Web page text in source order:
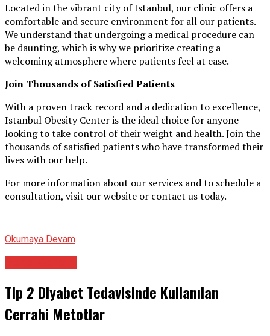
Located in the vibrant city of Istanbul, our clinic offers a
comfortable and secure environment for all our patients.
We understand that undergoing a medical procedure can
be daunting, which is why we prioritize creating a
welcoming atmosphere where patients feel at ease.
Join Thousands of Satisfied Patients
With a proven track record and a dedication to excellence,
Istanbul Obesity Center is the ideal choice for anyone
looking to take control of their weight and health. Join the
thousands of satisfied patients who have transformed their
lives with our help.
For more information about our services and to schedule a
consultation, visit our website or contact us today.
Okumaya Devam
Tip 2 Diyabet Tedavisinde Kullanılan
Cerrahi Metotlar